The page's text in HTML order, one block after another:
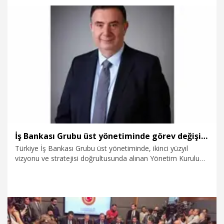
faaliyet gösteren şirketlerimiz 2025 yılını tamamladılar.
Birkaç gün önce ilk 6 aylık rakamları kamuoyuyla paylaştık.
Geçen seneye göre yıllıklandırmada yüzde 40'lara varan
ihracatta büyüme rakamlarını paylaşmış olduk" dedi.
İş Bankası Grubu üst yönetiminde görev değişimi
Türkiye İş Bankası Grubu üst yönetiminde, ikinci yüzyıl
vizyonu ve stratejisi doğrultusunda alınan Yönetim Kurulu
değerlendirilmesi amacıyla görev değişikliklerine gidildi.
Hakan Aran, dünyada Türkiye'yi global bir şirket olarak
temsil eden Şişecam’ın Yönetim Kurulu Başkanı oldu. Genel